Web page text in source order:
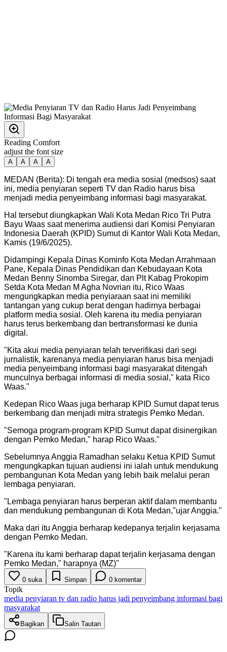
Reading Comfort
adjust the font size
A A A A
MEDAN (Berita): Di tengah era media sosial (medsos) saat
ini, media penyiaran seperti TV dan Radio harus bisa
menjadi media penyeimbang informasi bagi masyarakat.
Hal tersebut diungkapkan Wali Kota Medan Rico Tri Putra
Bayu Waas saat menerima audiensi dari Komisi Penyiaran
Indonesia Daerah (KPID) Sumut di Kantor Wali Kota Medan,
Kamis (19/6/2025).
Didampingi Kepala Dinas Kominfo Kota Medan Arrahmaan
Pane, Kepala Dinas Pendidikan dan Kebudayaan Kota
Medan Benny Sinomba Siregar, dan Plt Kabag Prokopim
Setda Kota Medan M Agha Novrian itu, Rico Waas
mengungkapkan media penyiaraan saat ini memiliki
tantangan yang cukup berat dengan hadirnya berbagai
platform media sosial. Oleh karena itu media penyiaran
harus terus berkembang dan bertransformasi ke dunia
digital.
"Kita akui media penyiaran telah terverifikasi dari segi
jurnalistik, karenanya media penyiaran harus bisa menjadi
media penyeimbang informasi bagi masyarakat ditengah
munculnya berbagai informasi di media sosial," kata Rico
Waas."
Kedepan Rico Waas juga berharap KPID Sumut dapat terus
berkembang dan menjadi mitra strategis Pemko Medan.
"Semoga program-program KPID Sumut dapat disinergikan
dengan Pemko Medan," harap Rico Waas."
Sebelumnya Anggia Ramadhan selaku Ketua KPID Sumut
mengungkapkan tujuan audiensi ini ialah untuk mendukung
pembangunan Kota Medan yang lebih baik melalui peran
lembaga penyiaran.
" Lembaga penyiaran harus berperan aktif dalam membantu
dan mendukung pembangunan di Kota Medan,"ujar Anggia."
Maka dari itu Anggia berharap kedepanya terjalin kerjasama
dengan Pemko Medan.
"Karena itu kami berharap dapat terjalin kerjasama dengan
Pemko Medan," harapnya (MZ)"
0 suka Simpan 0 komentar
Topik
media penyiaran tv dan radio harus jadi penyeimbang informasi bagi
masyarakat
Bagikan Salin Tautan